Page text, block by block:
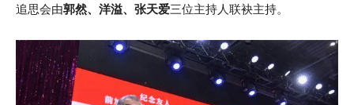
追思会由郭然、洋溢、张天爱三位主持人联袂主持。